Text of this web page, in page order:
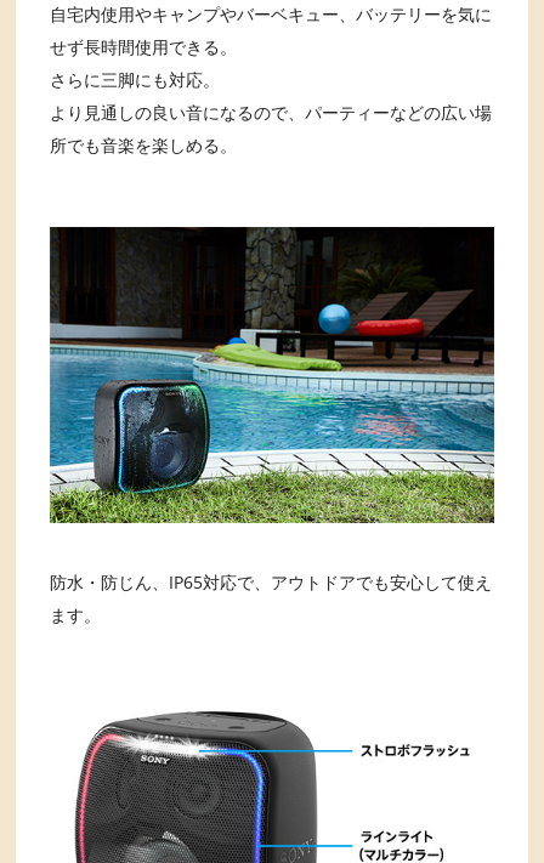
自宅内使用やキャンプやバーベキュー、バッテリーを気に
せず長時間使用できる。
さらに三脚にも対応。
より見通しの良い音になるので、パーティーなどの広い場
所でも音楽を楽しめる。
防水・防じん、IP65対応で、アウトドアでも安心して使え
ます。